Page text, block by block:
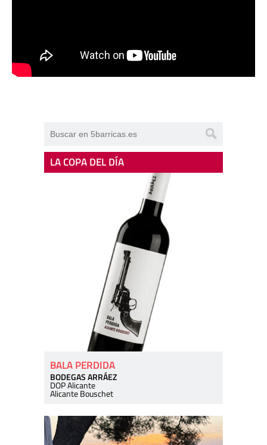
LA COPA DEL DÍA
BALA PERDIDA
BODEGAS ARRÁEZ
DOP Alicante
Alicante Bouschet